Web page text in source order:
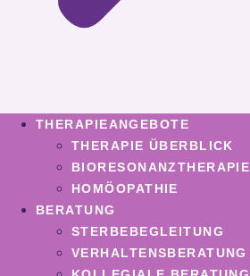
THERAPIEANGEBOTE
THERAPIE ÜBERBLICK
BIORESONANZTHERAPIE
HOMÖOPATHIE
BERATUNG
STERBEBEGLEITUNG
VERHALTENSBERATUNG